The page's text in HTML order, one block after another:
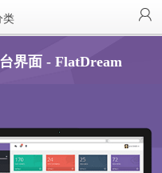
类
界面 - FlatDream